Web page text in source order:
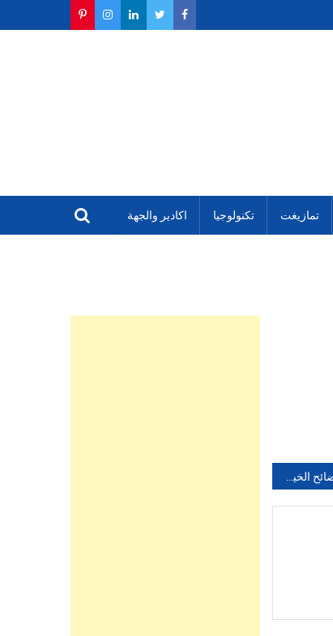
تمازيغت تكنولوجيا اكادير والجهة